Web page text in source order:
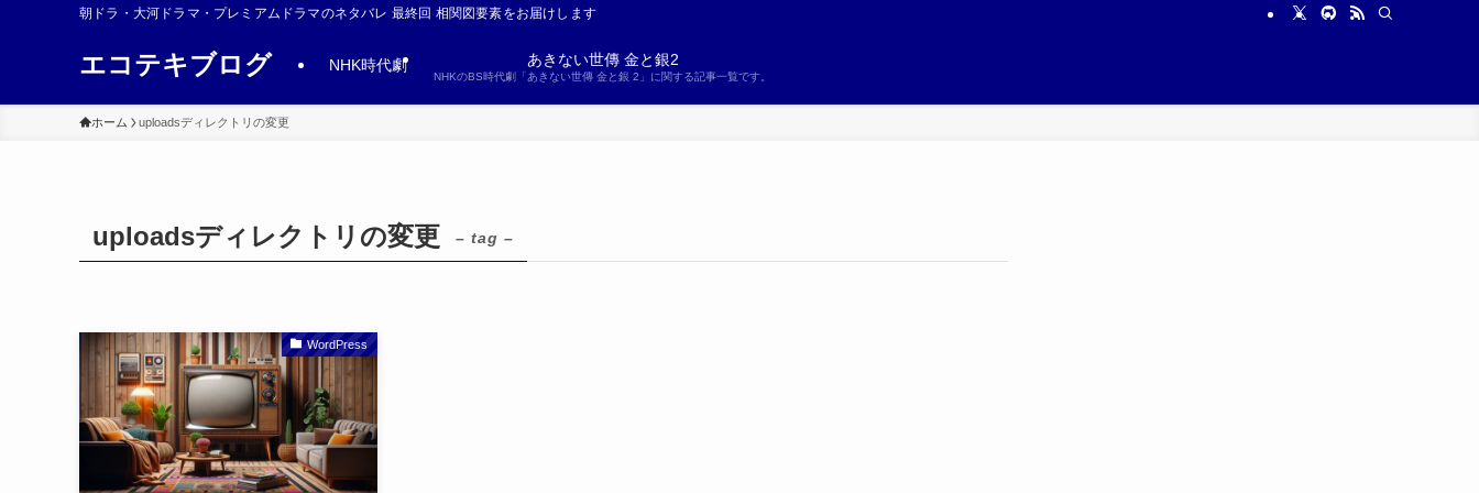
朝ドラ・大河ドラマ・プレミアムドラマのネタバレ 最終回 相関図要素をお届けします
エコテキブログ NHK時代劇 あきない世傳 金と銀2
NHKのBS時代劇「あきない世傳 金と銀 2」に関する記事一覧です。
ホーム uploadsディレクトリの変更
uploadsディレクトリの変更 – tag –
WordPress